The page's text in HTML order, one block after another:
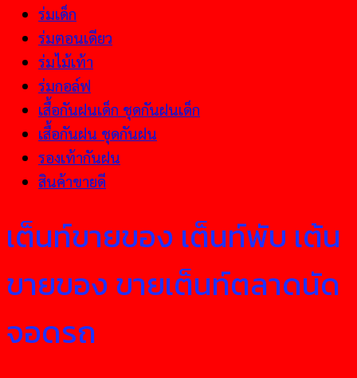
ร่มเด็ก
ร่มตอนเดียว
ร่มไม้เท้า
ร่มกอล์ฟ
เสื้อกันฝนเด็ก ชุดกันฝนเด็ก
เสื้อกันฝน ชุดกันฝน
รองเท้ากันฝน
สินค้าขายดี
เต็นท์ขายของ เต็นท์พับ เต้น
ขายของ ขายเต็นท์ตลาดนัด
จอดรถ